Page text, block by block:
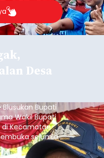
Desa
Blusukan Bupati
Wakil Bupati
di Kecamatan
sejumlah
Dari